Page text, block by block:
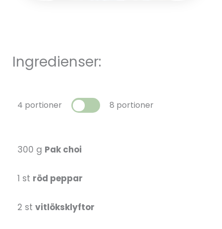
Ingredienser:
4 portioner 8 portioner
300 g Pak choi
1 st röd peppar
2 st vitlöksklyftor